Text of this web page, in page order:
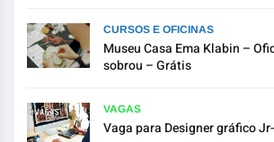
CURSOS E OFICINAS
Museu Casa Ema Klabin –
sobrou – Grátis
VAGAS
Vaga para Designer gráfico